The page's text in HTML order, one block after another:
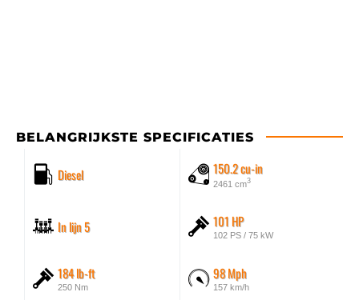
BELANGRIJKSTE SPECIFICATIES
Diesel 150.2 cu-in
2461 cm3
In lijn 5 101 HP
102 PS / 75 kW
184 lb-ft
250 Nm
98 Mph
157 km/h